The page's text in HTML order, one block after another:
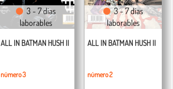
3 - 7 días
laborables
ALL IN BATMAN HUSH II
número 3
3 - 7 días
laborables
ALL IN BATMAN HUSH II
número 2